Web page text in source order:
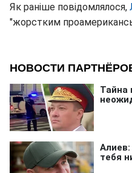
Як раніше повідомлялося,
"жорстким